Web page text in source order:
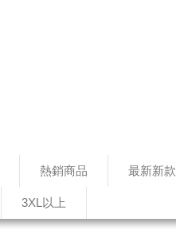
熱銷商品 最新新款
3XL以上